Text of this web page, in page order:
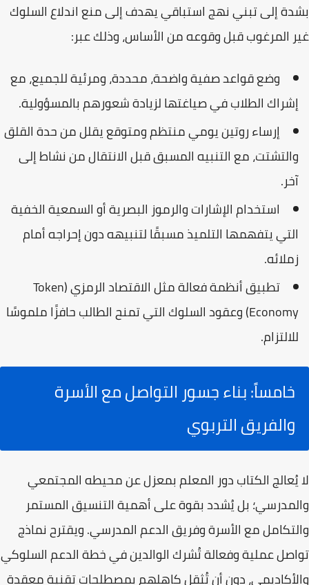
بشدة إلى تبني نهج استباقي يهدف إلى منع اندلاع السلوك
غير المرغوب قبل وقوعه من الأساس، وذلك عبر:
وضع قواعد صفية واضحة، محددة، ومرئية للجميع، مع
إشراك الطلاب في صياغتها لزيادة شعورهم بالمسؤولية.
إرساء روتين يومي منتظم ومتوقع يقلل من حدة القلق
والتشتت، مع التنبيه المسبق قبل الانتقال من نشاط إلى
آخر.
استخدام الإشارات والرموز البصرية أو السمعية الخفية
التي يتفهمها التلميذ مسبقًا لتنبيهه دون إحراجه أمام
زملائه.
تطبيق أنظمة فعالة مثل
الاقتصاد الرمزي (Token
Economy) وعقود السلوك التي تمنح الطالب حافزًا ملموسًا
للالتزام.
خامساً: بناء جسور التواصل مع الأسرة
والفريق التربوي
لا يُعالج الكتاب دور المعلم بمعزل عن محيطه المجتمعي
والمدرسي؛ بل يُشدد بقوة على أهمية التنسيق المستمر
والتكامل مع الأسرة وفريق الدعم المدرسي. ويقترح نماذج
تواصل عملية وفعالة تُشرك الوالدين في خطة الدعم السلوكي
والأكاديمي، دون أن تُثقل كاهلهم بمصطلحات تقنية معقدة